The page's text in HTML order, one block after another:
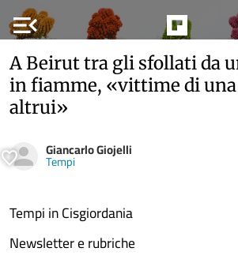
menu_open
A Beirut tra gli sfollati da
in fiamme, «vittime di
altrui»
Giancarlo Giojelli
Tempi
Tempi in Cisgiordania
Newsletter e rubriche